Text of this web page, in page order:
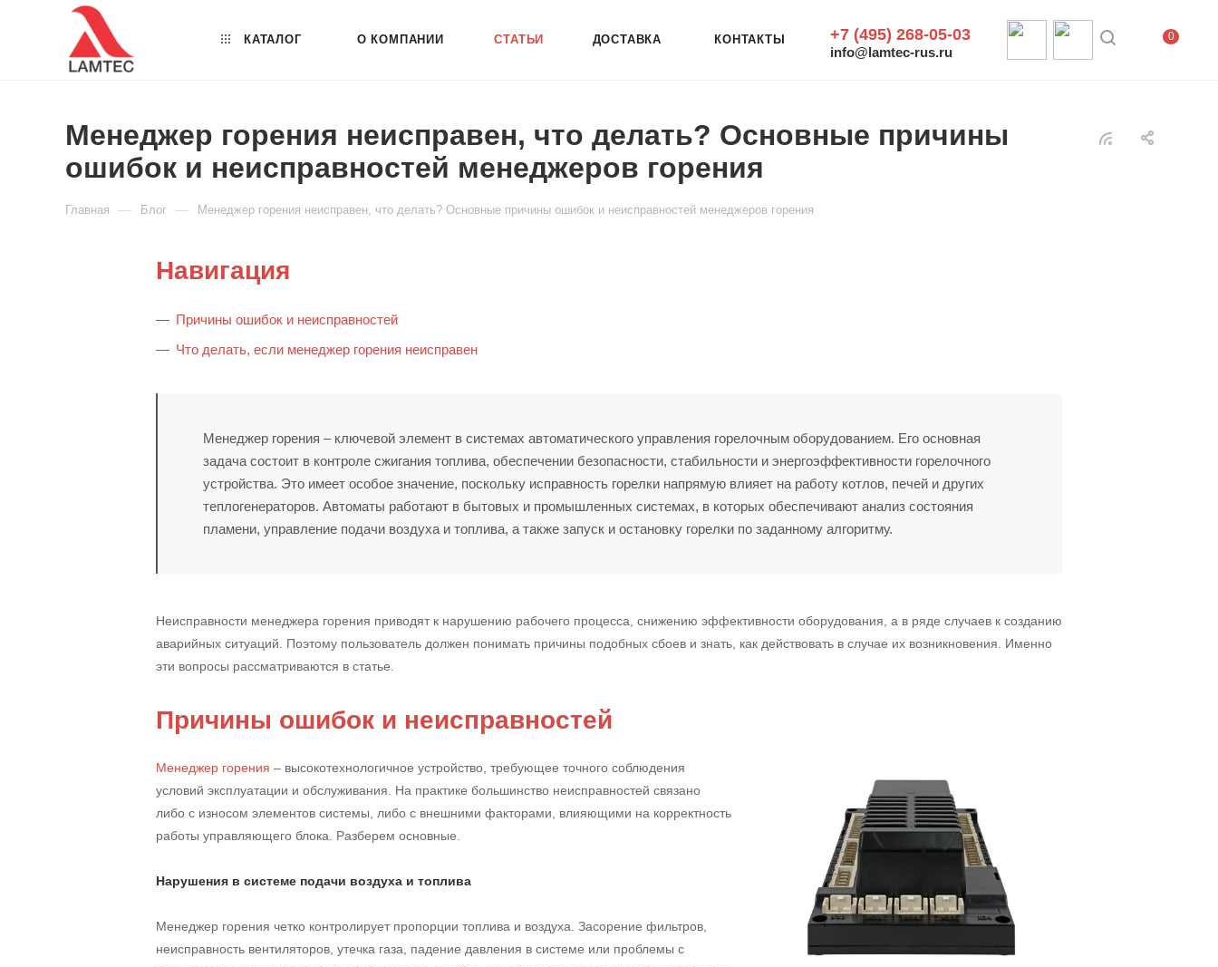
КАТАЛОГ О КОМПАНИИ СТАТЬИ ДОСТАВКА КОНТАКТЫ +7 (495) 268-05-03
info@lamtec-rus.ru
0
Менеджер горения неисправен, что делать? Основные причины
ошибок и неисправностей менеджеров горения
Главная — Блог — Менеджер горения неисправен, что делать? Основные причины ошибок и неисправностей менеджеров горения
Навигация
Причины ошибок и неисправностей
Что делать, если менеджер горения неисправен
Менеджер горения – ключевой элемент в системах автоматического управления горелочным оборудованием. Его основная
задача состоит в контроле сжигания топлива, обеспечении безопасности, стабильности и энергоэффективности горелочного
устройства. Это имеет особое значение, поскольку исправность горелки напрямую влияет на работу котлов, печей и других
теплогенераторов. Автоматы работают в бытовых и промышленных системах, в которых обеспечивают анализ состояния
пламени, управление подачи воздуха и топлива, а также запуск и остановку горелки по заданному алгоритму.
Неисправности менеджера горения приводят к нарушению рабочего процесса, снижению эффективности оборудования, а в ряде случаев к созданию
аварийных ситуаций. Поэтому пользователь должен понимать причины подобных сбоев и знать, как действовать в случае их возникновения. Именно
эти вопросы рассматриваются в статье.
Причины ошибок и неисправностей
Менеджер горения – высокотехнологичное устройство, требующее точного соблюдения
условий эксплуатации и обслуживания. На практике большинство неисправностей связано
либо с износом элементов системы, либо с внешними факторами, влияющими на корректность
работы управляющего блока. Разберем основные.
Нарушения в системе подачи воздуха и топлива
Менеджер горения четко контролирует пропорции топлива и воздуха. Засорение фильтров,
неисправность вентиляторов, утечка газа, падение давления в системе или проблемы с